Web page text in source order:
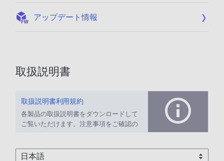
アップデート情報
取扱説明書
取扱説明書利用規約
各製品の取扱説明書をダウンロードして
ご覧いただけます。注意事項をご確認の